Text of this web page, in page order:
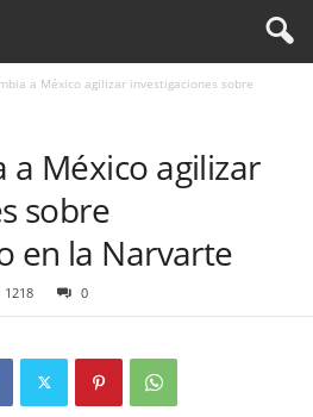
a México agilizar investigaciones sobre
a México agilizar
sobre
en la Narvarte
1218 0